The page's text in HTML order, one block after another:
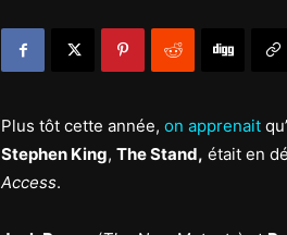
Plus tôt cette année, on apprenait
Stephen King, The Stand, était en
Access.